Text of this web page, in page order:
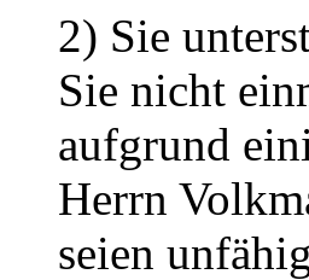
2) Sie
Sie nicht
aufgrund
Herrn
seien